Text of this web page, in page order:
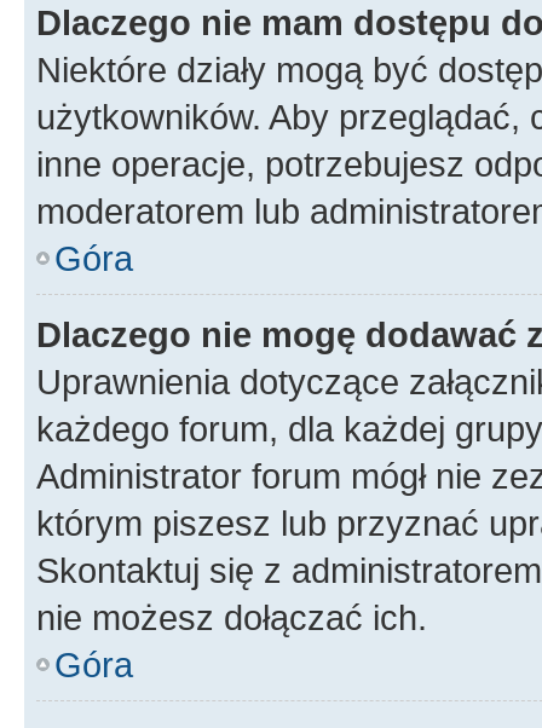
Dlaczego nie mam dostępu
Niektóre działy mogą być
użytkowników. Aby
inne operacje, potrzebujesz
moderatorem lub
Góra
Dlaczego nie mogę dodawać
Uprawnienia dotyczące
każdego forum, dla każdej
Administrator forum mógł nie
którym piszesz lub przyznać
Skontaktuj się z
nie możesz dołączać ich.
Góra